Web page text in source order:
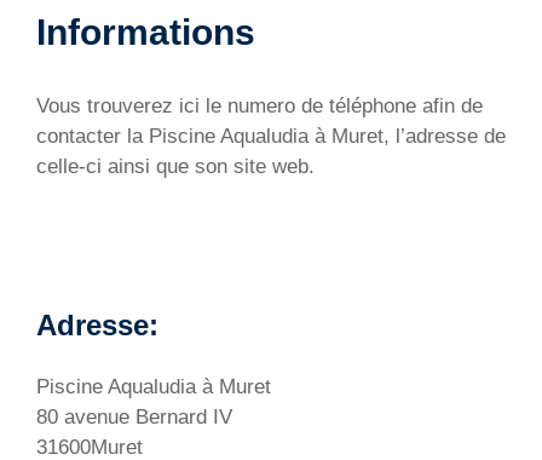
Informations
Vous trouverez ici le numero de téléphone afin de
contacter la Piscine Aqualudia à Muret, l’adresse de
celle-ci ainsi que son site web.
Adresse:
Piscine Aqualudia à Muret
80 avenue Bernard IV
31600Muret